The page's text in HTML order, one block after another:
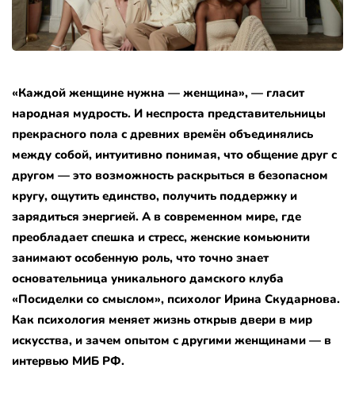
«Каждой женщине нужна — женщина», — гласит
народная мудрость. И неспроста представительницы
прекрасного пола с древних времён объединялись
между собой, интуитивно понимая, что общение друг с
другом — это возможность раскрыться в безопасном
кругу, ощутить единство, получить поддержку и
зарядиться энергией. А в современном мире, где
преобладает спешка и стресс, женские комьюнити
занимают особенную роль, что точно знает
основательница уникального дамского клуба
«Посиделки со смыслом», психолог Ирина Скударнова.
Как психология меняет жизнь открыв двери в мир
искусства, и зачем опытом с другими женщинами — в
интервью МИБ РФ.